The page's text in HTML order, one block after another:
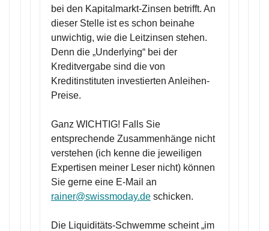
bei den Kapitalmarkt-Zinsen betrifft. An
dieser Stelle ist es schon beinahe
unwichtig, wie die Leitzinsen stehen.
Denn die „Underlying“ bei der
Kreditvergabe sind die von
Kreditinstituten investierten Anleihen-
Preise.
Ganz WICHTIG! Falls Sie
entsprechende Zusammenhänge nicht
verstehen (ich kenne die jeweiligen
Expertisen meiner Leser nicht) können
Sie gerne eine E-Mail an
rainer@swissmoday.de schicken.
Die Liquiditäts-Schwemme scheint „im